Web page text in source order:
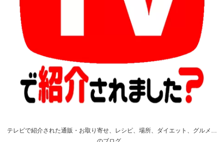
テレビで紹介された通販・お取り寄せ、レシピ、場所、ダイエット、グルメ…